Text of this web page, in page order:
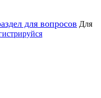
для вопросов Для